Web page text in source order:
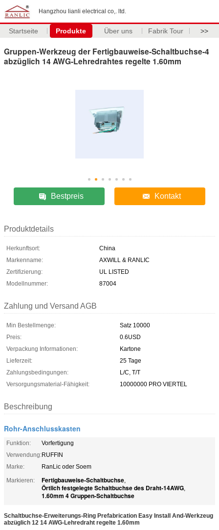
Hangzhou lianli electrical co,. ltd.
Startseite Produkte Über uns Fabrik Tour >>
Gruppen-Werkzeug der Fertigbauweise-Schaltbuchse-4
abzüglich 14 AWG-Lehredrahtes regelte 1.60mm
Bestpreis Kontakt
Produktdetails
Herkunftsort:
China
Markenname:
AXWILL & RANLIC
Zertifizierung:
UL LISTED
Modellnummer:
87004
Zahlung und Versand AGB
Min Bestellmenge:
Satz 10000
Preis:
0.6USD
Verpackung Informationen:
Kartone
Lieferzeit:
25 Tage
Zahlungsbedingungen:
L/C, T/T
Versorgungsmaterial-Fähigkeit:
10000000 PRO VIERTEL
Beschreibung
Rohr-Anschlusskasten
Funktion:
Vorfertigung
Verwendung:RUFFIN
Marke:
RanLic oder Soem
Markieren:
Fertigbauweise-Schaltbuchse,
Örtlich festgelegte Schaltbuchse des Draht-14AWG,
1.60mm 4 Gruppen-Schaltbuchse
Schaltbuchse-Erweiterungs-Ring Prefabrication Easy Install And-Werkzeug
abzüglich 12 14 AWG-Lehredraht regelte 1.60mm